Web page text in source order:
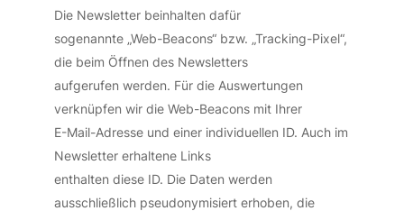
Die Newsletter beinhalten dafür
sogenannte „Web-Beacons“ bzw. „Tracking-Pixel“,
die beim Öffnen des Newsletters
aufgerufen werden. Für die Auswertungen
verknüpfen wir die Web-Beacons mit Ihrer
E-Mail-Adresse und einer individuellen ID. Auch im
Newsletter erhaltene Links
enthalten diese ID. Die Daten werden
ausschließlich pseudonymisiert erhoben, die